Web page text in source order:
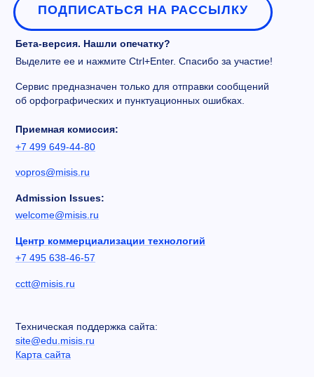
ПОДПИСАТЬСЯ НА РАССЫЛКУ
Бета-версия. Нашли опечатку?
Выделите ее и нажмите Ctrl+Enter. Спасибо за участие!
Сервис предназначен только для отправки сообщений
об орфографических и пунктуационных ошибках.
Приемная комиссия:
+7 499 649-44-80
vopros@misis.ru
Admission Issues:
welcome@misis.ru
Центр коммерциализации технологий
+7 495 638-46-57
cctt@misis.ru
Техническая поддержка сайта:
site@edu.misis.ru
Карта сайта